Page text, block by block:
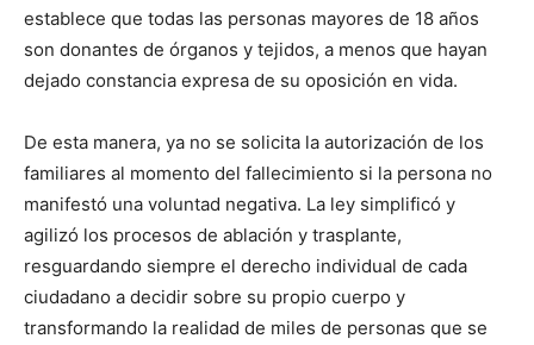
establece que todas las personas mayores de 18 años
son donantes de órganos y tejidos, a menos que hayan
dejado constancia expresa de su oposición en vida.
De esta manera, ya no se solicita la autorización de los
familiares al momento del fallecimiento si la persona no
manifestó una voluntad negativa. La ley simplificó y
agilizó los procesos de ablación y trasplante,
resguardando siempre el derecho individual de cada
ciudadano a decidir sobre su propio cuerpo y
transformando la realidad de miles de personas que se